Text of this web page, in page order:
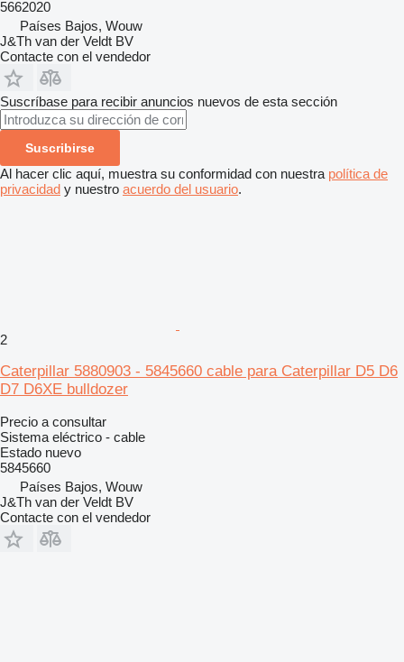
5662020
Países Bajos, Wouw
J&Th van der Veldt BV
Contacte con el vendedor
Suscríbase para recibir anuncios nuevos de esta sección
Suscribirse
Al hacer clic aquí, muestra su conformidad con nuestra política de
privacidad y nuestro acuerdo del usuario.
2
Caterpillar 5880903 - 5845660 cable para Caterpillar D5 D6
D7 D6XE bulldozer
Precio a consultar
Sistema eléctrico - cable
Estado nuevo
5845660
Países Bajos, Wouw
J&Th van der Veldt BV
Contacte con el vendedor